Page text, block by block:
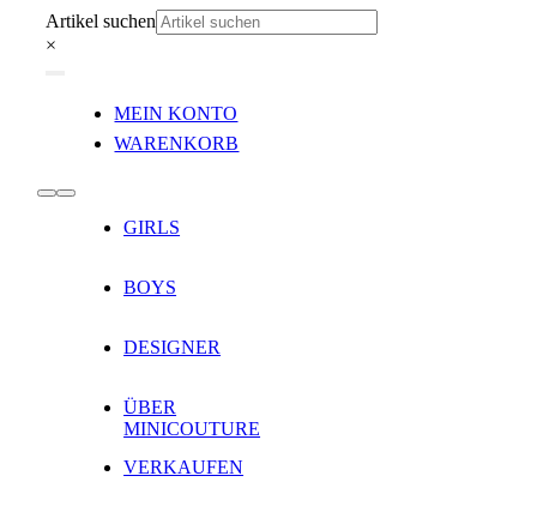
Inhalt
Artikel suchen
×
Navigation
MEIN KONTO
WARENKORB
Toggle
Navigation
GIRLS
BOYS
DESIGNER
ÜBER
MINICOUTURE
VERKAUFEN